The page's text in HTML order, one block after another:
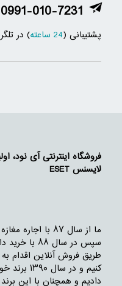
0991-010-7231
پشتیبانی (24 ساعته ) در
فروشگاه اینترنتی آی نود،
لایسنس ESET
ما از سال ۸۷ با
طریق فروش آنلاین
کنیم و در
دادیم و همچنان با این